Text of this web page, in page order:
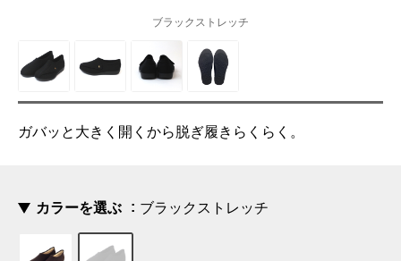
ブラックストレッチ
ガバッと大きく開くから脱ぎ履きらくらく。
カラーを選ぶ ブラックストレッチ